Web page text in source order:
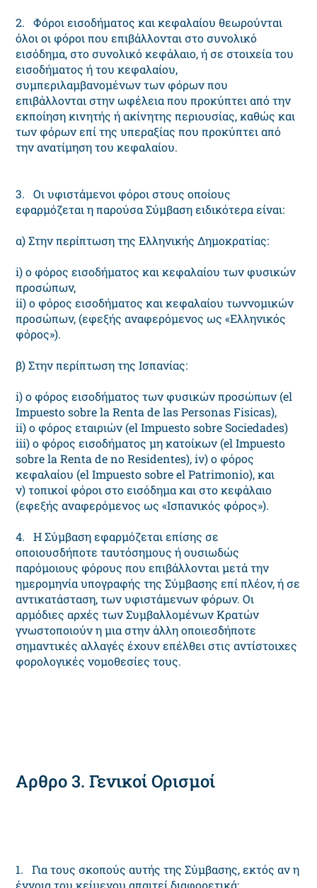
2. Φόροι εισοδήματος και κεφαλαίου θεωρούνται
όλοι οι φόροι που επιβάλλονται στο συνολικό
εισόδημα, στο συνολικό κεφάλαιο, ή σε στοιχεία του
εισοδήματος ή του κεφαλαίου,
συμπεριλαμβανομένων των φόρων που
επιβάλλονται στην ωφέλεια που προκύπτει από την
εκποίηση κινητής ή ακίνητης περιουσίας, καθώς και
των φόρων επί της υπεραξίας που προκύπτει από
την ανατίμηση του κεφαλαίου.
3. Οι υφιστάμενοι φόροι στους οποίους
εφαρμόζεται η παρούσα Σύμβαση ειδικότερα είναι:
α) Στην περίπτωση της Ελληνικής Δημοκρατίας:
i) ο φόρος εισοδήματος και κεφαλαίου των φυσικών
προσώπων,
ii) ο φόρος εισοδήματος και κεφαλαίου τωννομικών
προσώπων, (εφεξής αναφερόμενος ως «Ελληνικός
φόρος»).
β) Στην περίπτωση της Ισπανίας:
i) ο φόρος εισοδήματος των φυσικών προσώπων (el
Impuesto sobre la Renta de las Personas Fisicas),
ii) ο φόρος εταιριών (el Impuesto sobre Sociedades)
iii) ο φόρος εισοδήματος μη κατοίκων (el Impuesto
sobre la Renta de no Residentes), iv) ο φόρος
κεφαλαίου (el Impuesto sobre el Patrimonio), και
v) τοπικοί φόροι στο εισόδημα και στο κεφάλαιο
(εφεξής αναφερόμενος ως «Ισπανικός φόρος»).
4. Η Σύμβαση εφαρμόζεται επίσης σε
οποιουσδήποτε ταυτόσημους ή ουσιωδώς
παρόμοιους φόρους που επιβάλλονται μετά την
ημερομηνία υπογραφής της Σύμβασης επί πλέον, ή σε
αντικατάσταση, των υφιστάμενων φόρων. Οι
αρμόδιες αρχές των Συμβαλλομένων Κρατών
γνωστοποιούν η μια στην άλλη οποιεσδήποτε
σημαντικές αλλαγές έχουν επέλθει στις αντίστοιχες
φορολογικές νομοθεσίες τους.
Αρθρο 3. Γενικοί Ορισμοί
1. Για τους σκοπούς αυτής της Σύμβασης, εκτός αν η